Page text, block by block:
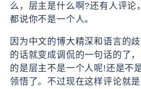
么，层主是什么啊?还有人评论
都说你不是一个人。
因为中文的博大精深和语言的
的话就变成调侃的一句话的了
的是层主不是一个人呢!还是不
领悟了。不过现在这样评论就